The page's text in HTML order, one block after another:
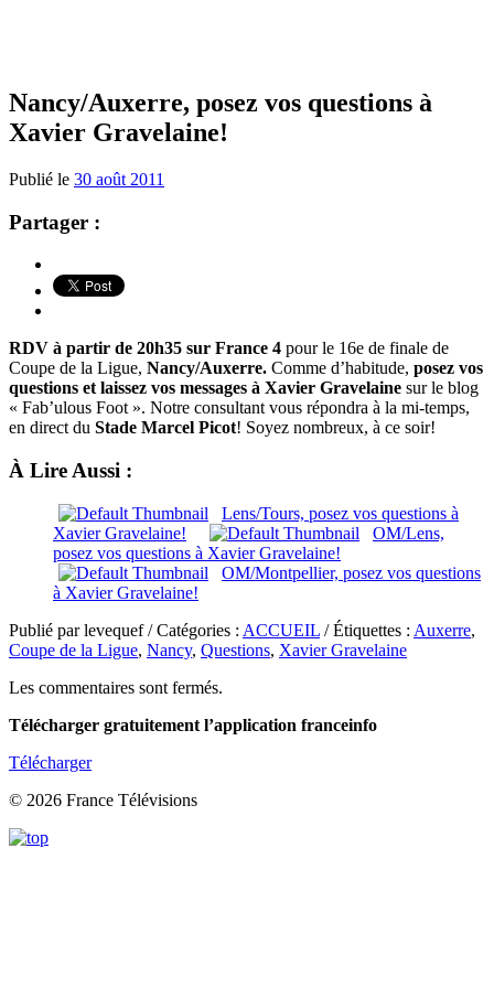
Nancy/Auxerre, posez vos questions à
Xavier Gravelaine!
Publié le 30 août 2011
Partager :
RDV à partir de 20h35 sur France 4 pour le 16e de finale de
Coupe de la Ligue, Nancy/Auxerre. Comme d’habitude, posez vos
questions et laissez vos messages à Xavier Gravelaine sur le blog
« Fab’ulous Foot ». Notre consultant vous répondra à la mi-temps,
en direct du Stade Marcel Picot! Soyez nombreux, à ce soir!
À Lire Aussi :
Lens/Tours, posez vos questions à
Xavier Gravelaine!
OM/Lens,
posez vos questions à Xavier Gravelaine!
OM/Montpellier, posez vos questions
à Xavier Gravelaine!
Publié par levequef / Catégories : ACCUEIL / Étiquettes : Auxerre,
Coupe de la Ligue, Nancy, Questions, Xavier Gravelaine
Les commentaires sont fermés.
Télécharger gratuitement l’application franceinfo
Télécharger
© 2026 France Télévisions